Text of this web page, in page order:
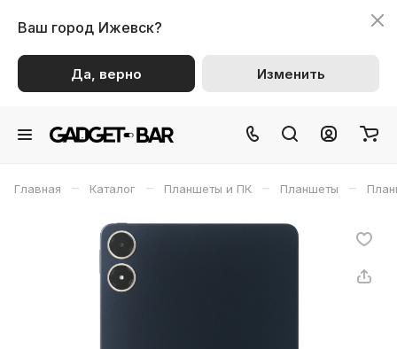
Ваш город Ижевск?
Да, верно Изменить
Главная – Каталог – Планшеты и ПК – Планшеты –